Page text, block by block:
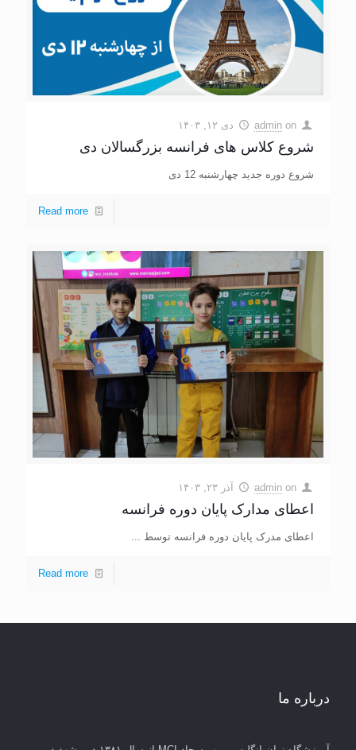
admin on دی ۱۲, ۱۴۰۳
شروع کلاس های فرانسه بزرگسالان دی
شروع دوره جدید چهارشنبه 12 دی
Read more
admin on آذر ۲۳, ۱۴۰۳
اعطای مدارک پایان دوره فرانسه
اعطای مدرک پایان دوره فرانسه توسط ...
Read more
درباره ما